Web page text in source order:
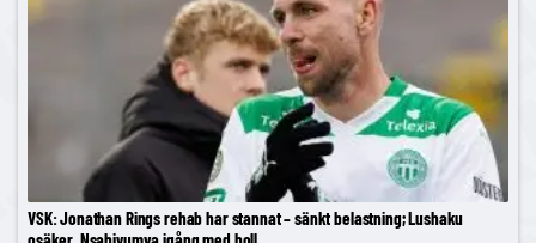
VSK: Jonathan Rings rehab har stannat – sänkt belastning; Lushaku